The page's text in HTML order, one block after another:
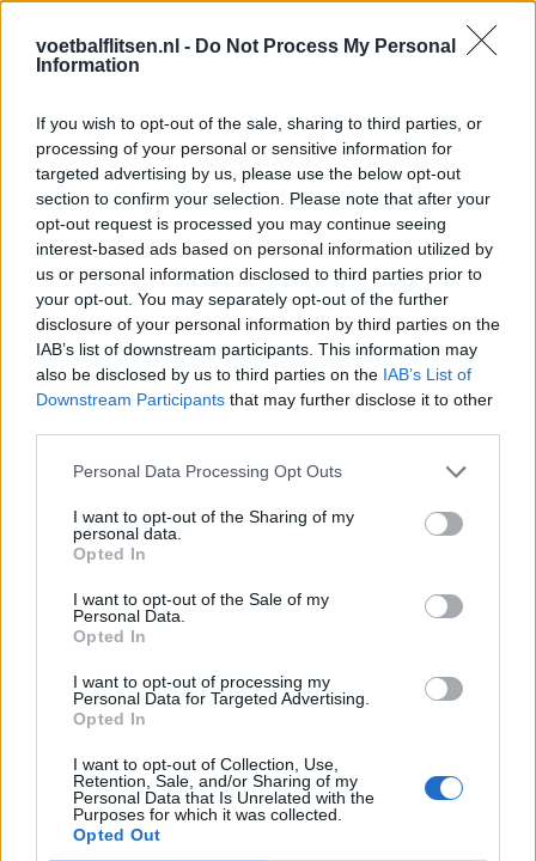
voetbalflitsen.nl - Do Not Process My Personal
Information
If you wish to opt-out of the sale, sharing to third parties, or
processing of your personal or sensitive information for
targeted advertising by us, please use the below opt-out
section to confirm your selection. Please note that after your
opt-out request is processed you may continue seeing
interest-based ads based on personal information utilized by
us or personal information disclosed to third parties prior to
your opt-out. You may separately opt-out of the further
disclosure of your personal information by third parties on the
IAB’s list of downstream participants. This information may
also be disclosed by us to third parties on the IAB’s List of
Downstream Participants that may further disclose it to other
Personal Data Processing Opt Outs
I want to opt-out of the Sharing of my
personal data.
Opted In
I want to opt-out of the Sale of my
Personal Data.
Opted In
I want to opt-out of processing my
Personal Data for Targeted Advertising.
Opted In
I want to opt-out of Collection, Use,
Retention, Sale, and/or Sharing of my
Personal Data that Is Unrelated with the
Purposes for which it was collected.
Opted Out
airconditioning, kunnen supporters en spelers buiten de arena
alsnog veel hinder ondervinden van de hitte. Daarnaast
Miami in actie komt. De zorgen rond het klimaat en de
speelomstandigheden zorgen inmiddels voor discussie
richting hetWKvan 2026.
Ajax Feyenoord PSV
Fraser begint aan nieuwe uitdaging: oud-
Feyenoorder tekent als bondscoach
Kan Givairo Read de duurste verdediger ooit van
Feyenoord worden? Deze records liggen binnen
bereik
Van Bronckhorst voert druk op: Feyenoord wil op
deze twee posities nog versterken
Sauer naar Stuttgart bijna rond
en Hadj Moussa mogen vertrekken
er nog op het programma
Shaqueel van Persie ontkracht geruchten over
keuze voor Marokko